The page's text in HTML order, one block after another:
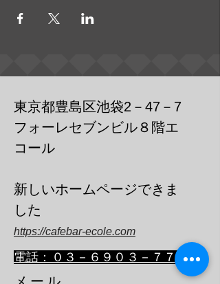
東京都豊島区池袋2－47－7
フォーレセブンビル８階エ
コール
​新しいホームページできま
した
https://cafebar-ecole.com
​電話：０３－６９０３－７７３６